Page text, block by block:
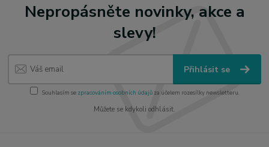
Nepropásněte novinky, akce a
slevy!
Přihlásit se
Souhlasím se zpracováním osobních údajůza účelem rozesílky newsletteru.
Můžete se kdykoli odhlásit.